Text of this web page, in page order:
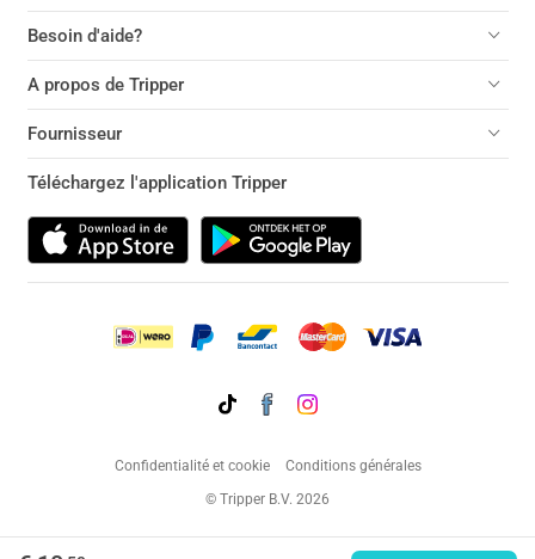
Besoin d'aide?
A propos de Tripper
Fournisseur
Téléchargez l'application Tripper
Confidentialité et cookie
Conditions générales
© Tripper B.V. 2026